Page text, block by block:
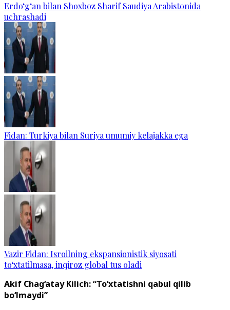
Erdo‘g‘an bilan Shoxboz Sharif Saudiya Arabistonida
uchrashadi
Fidan: Turkiya bilan Suriya umumiy kelajakka ega
Vazir Fidan: Isroilning ekspansionistik siyosati
to‘xtatilmasa, inqiroz global tus oladi
Akif Chag‘atay Kilich: “To‘xtatishni qabul qilib
bo‘lmaydi”